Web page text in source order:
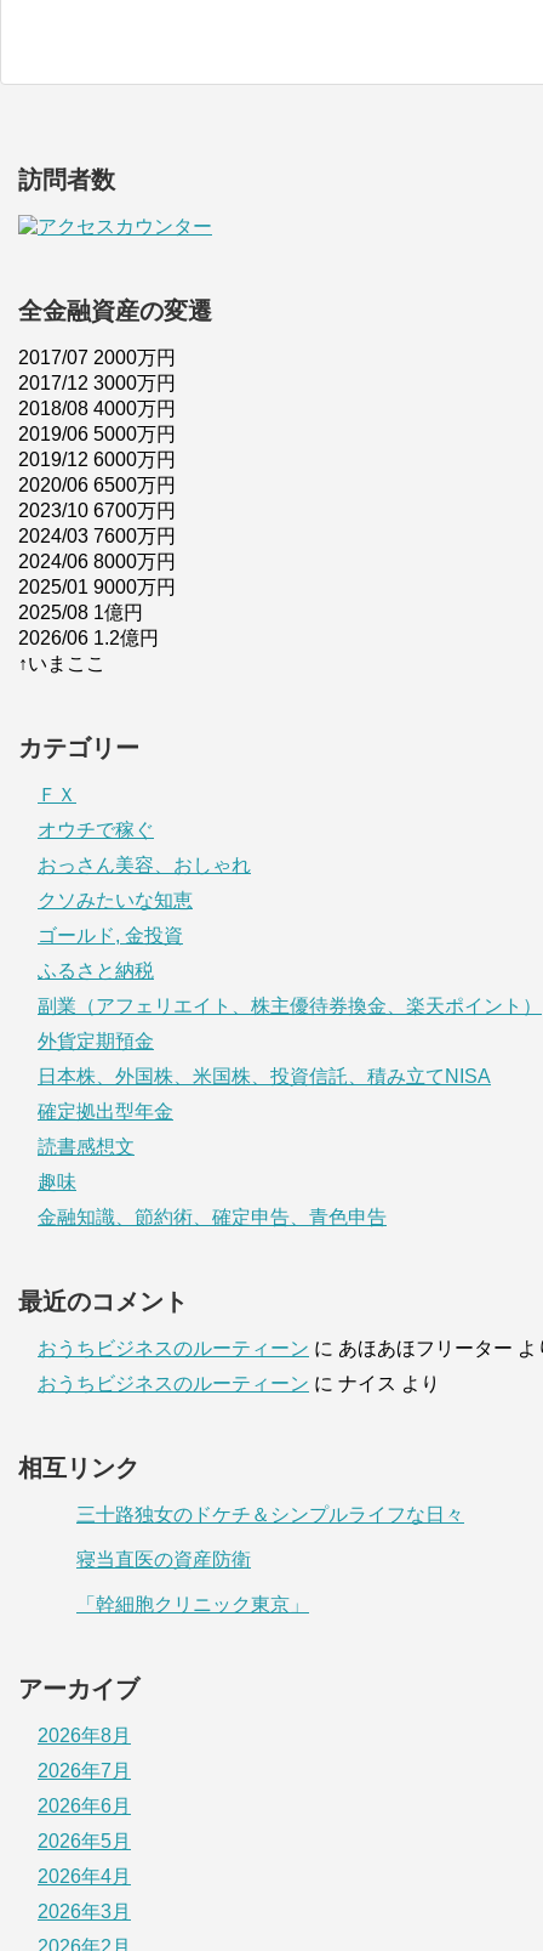
訪問者数
全金融資産の変遷
2017/07 2000万円
2017/12 3000万円
2018/08 4000万円
2019/06 5000万円
2019/12 6000万円
2020/06 6500万円
2023/10 6700万円
2024/03 7600万円
2024/06 8000万円
2025/01 9000万円
2025/08 1億円
2026/06 1.2億円
↑いまここ
カテゴリー
ＦＸ
オウチで稼ぐ
おっさん美容、おしゃれ
クソみたいな知恵
ゴールド, 金投資
ふるさと納税
副業（アフェリエイト、株主優待券換金、楽天ポイント）
外貨定期預金
日本株、外国株、米国株、投資信託、積み立てNISA
確定拠出型年金
読書感想文
趣味
金融知識、節約術、確定申告、青色申告
最近のコメント
おうちビジネスのルーティーン に あほあほフリーター よ
おうちビジネスのルーティーン に ナイス より
相互リンク
三十路独女のドケチ＆シンプルライフな日々
寝当直医の資産防衛
「幹細胞クリニック東京」
アーカイブ
2026年8月
2026年7月
2026年6月
2026年5月
2026年4月
2026年3月